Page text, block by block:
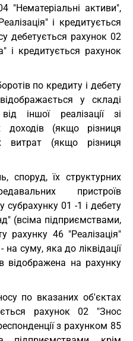
"Нематеріальні активи",
і кредитується
дебетується рахунок 02
і кредитується рахунок
по кредиту і дебету
у складі
іншої реалізації зі
(якщо різниця
витрат (якщо різниця
споруд, їх структурних
пристроїв
субрахунку 01 -1 і дебету
(всіма підприємствами,
рахунку 46 "Реалізація"
суму, яка до ліквідації
відображена на рахунку
по вказаних об'єктах
рахунок 02 "Знос
з рахунком 85